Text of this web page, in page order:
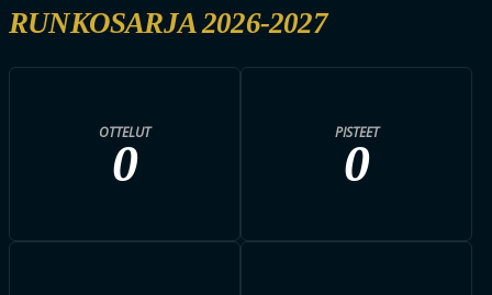
RUNKOSARJA 2026-2027
OTTELUT
0
PISTEET
0